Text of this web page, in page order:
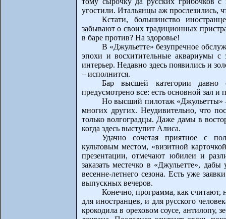
угостили. Итальянцы аж прослезились,
Кстати, большинство
забывают о своих традиционных
в баре против? На здоровье!
В «Джульетте» безупречное
эпохи и восхитительные аквариумы с
интерьер. Недавно здесь появились и
– исполнится.
Бар высшей категории давно
предусмотрено все: есть основной зал и
Но высший пилотаж «Джульетты»
многих других. Неудивительно, что
только волгоградцы. Даже дамы в
когда здесь выступит Алиса.
Удачно сочетая приятное с
культовым местом, «визитной
презентации, отмечают юбилеи и
заказать местечко в «Джульетте»,
весенне-летнего сезона. Есть уже
выпускных вечеров.
Конечно, программа, как считают,
для иностранцев, и для русского
крокодила в ореховом соусе, антилопу,